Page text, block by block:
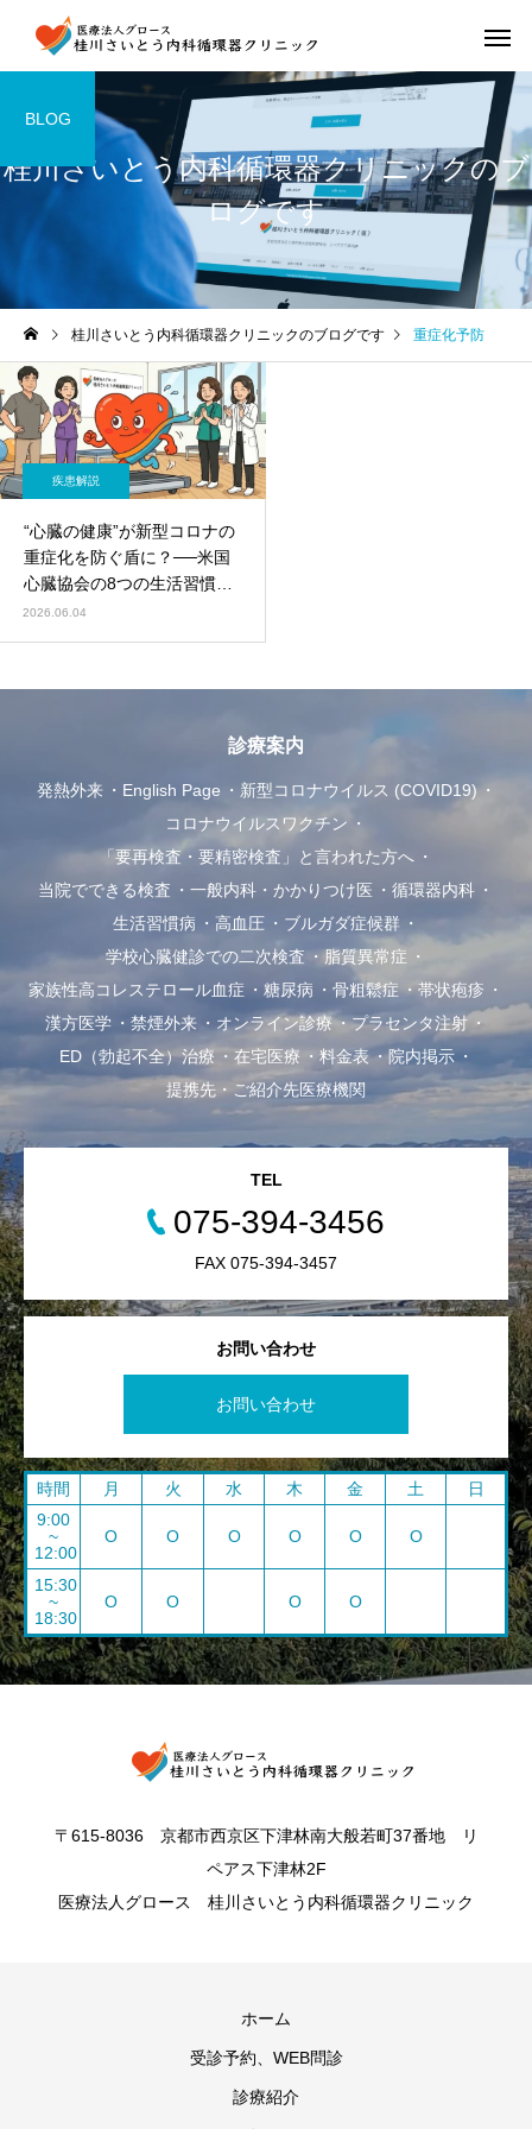
桂川さいとう内科循環器クリニックのブ
ログです
BLOG
桂川さいとう内科循環器クリニックのブログです 重症化予防
疾患解説
“心臓の健康”が新型コロナの
重症化を防ぐ盾に？──米国
心臓協会の8つの生活習慣
「Life’s Essential 8」最新研
2026.06.04
診療案内
発熱外来 English Page
新型コロナウイルス (COVID19)
コロナウイルスワクチン
「要再検査・要精密検査」と言われた方へ
当院でできる検査
一般内科・かかりつけ医
循環器内科
生活習慣病
高血圧
ブルガダ症候群
学校心臓健診での二次検査
脂質異常症
家族性高コレステロール血症
糖尿病 骨粗鬆症
帯状疱疹
漢方医学
禁煙外来 オンライン診療
プラセンタ注射
ED（勃起不全）治療
在宅医療 料金表
院内掲示
提携先・ご紹介先医療機関
お問い合わせ
お問い合わせ
TEL
075-394-3456
FAX 075-394-3457
時間 月 火 水 木 金 土
日
9:00
~
12:00
O O O O O O
15:30
~
18:30
O O O O
〒615-8036 京都市西京区下津林南大般若町37番地 リ
ペアス下津林2F
医療法人グロース 桂川さいとう内科循環器クリニック
ホーム
受診予約、WEB問診
診療紹介